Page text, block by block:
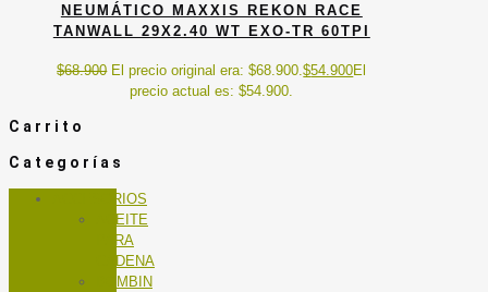
NEUMÁTICO MAXXIS REKON RACE
TANWALL 29X2.40 WT EXO-TR 60TPI
$68.900 El precio original era: $68.900.$54.900El
precio actual es: $54.900.
Carrito
Categorías
ACCESORIOS
ACEITE
PARA
CADENA
BOMBIN